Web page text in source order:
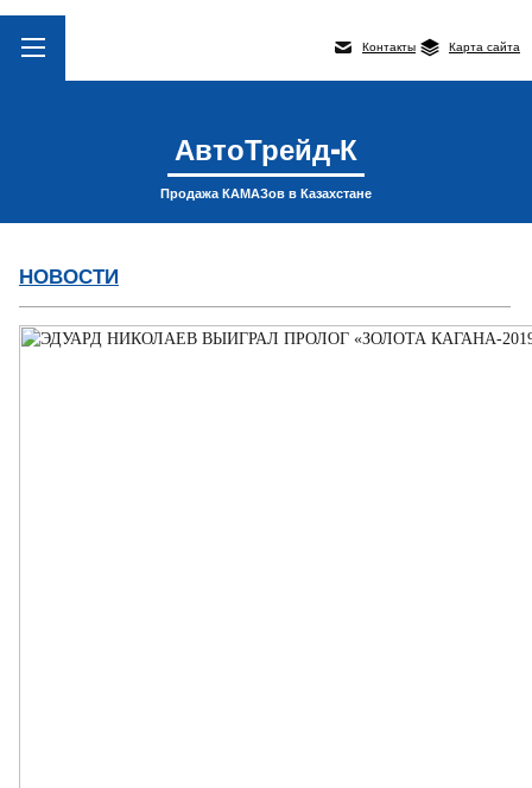
Контакты Карта сайта
АвтоТрейд-К
Продажа КАМАЗов в Казахстане
НОВОСТИ